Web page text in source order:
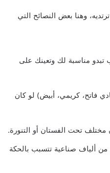
وهنا بعض النصائح التي
تبدو مناسبة لك وتعينك على
فاتح، كريمي، أبيض) لو كان
تحت الفستان أو التنورة.
ألياف صناعية تتسبب بالحكة